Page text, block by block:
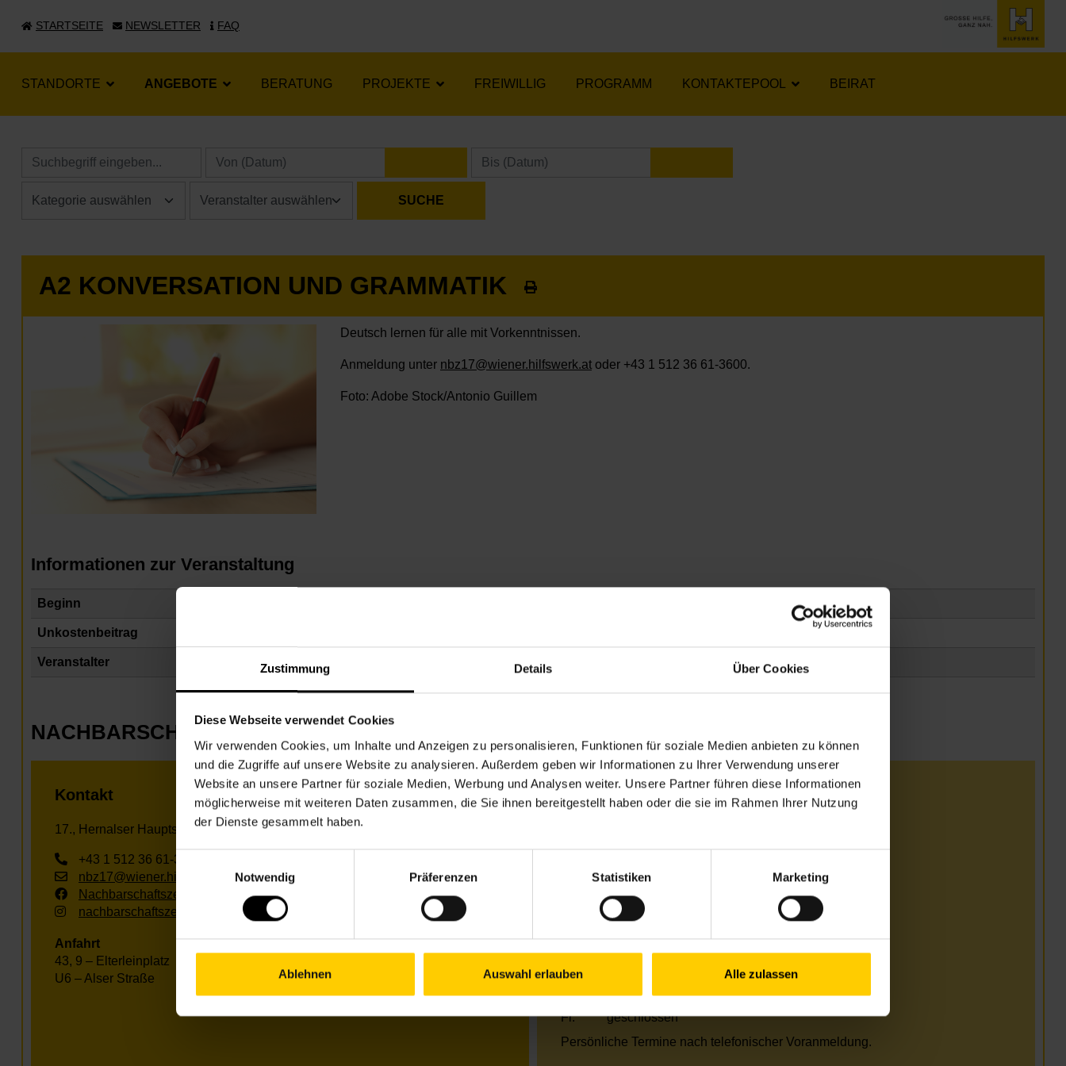
Zustimmung Details Über Cookies
Diese Webseite verwendet Cookies
Wir verwenden Cookies, um Inhalte und Anzeigen zu personalisieren, Funktionen für soziale Medien anbieten zu können
und die Zugriffe auf unsere Website zu analysieren. Außerdem geben wir Informationen zu Ihrer Verwendung unserer
Website an unsere Partner für soziale Medien, Werbung und Analysen weiter. Unsere Partner führen diese Informationen
möglicherweise mit weiteren Daten zusammen, die Sie ihnen bereitgestellt haben oder die sie im Rahmen Ihrer Nutzung
der Dienste gesammelt haben.
Einwilligungsauswahl
Notwendig
Präferenzen Statistiken Marketing
Ablehnen Auswahl erlauben Alle zulassen
STARTSEITE NEWSLETTER FAQ
STANDORTE ANGEBOTE BERATUNG PROJEKTE FREIWILLIG PROGRAMM KONTAKTEPOOL BEIRAT
KALENDER ÖFFNEN
A2 KONVERSATION UND GRAMMATIK
Deutsch lernen für alle mit Vorkenntnissen.
Anmeldung unter nbz17@wiener.hilfswerk.at oder +43 1 512 36 61-3600.
Foto: Adobe Stock/Antonio Guillem
Informationen zur Veranstaltung
Beginn
Unkostenbeitrag
Veranstalter
NACHBARSCHAFTSZENTRUM 17
Kontakt
17., Hernalser Hauptstr. 53
+43 1 512 36 61-3600
nbz17@wiener.hilfswerk.at
Nachbarschaftszentren
nachbarschaftszentren.wien
Anfahrt
43, 9 – Elterleinplatz
U6 – Alser Straße
Öffnungszeiten Juni
09.00–12.00 & 13.00–17.00 Uhr
Öffnungszeiten Juli und August
Mo.
13.00–18.00 Uhr
Di.
Fr.
geschlossen
Persönliche Termine nach telefonischer Voranmeldung.